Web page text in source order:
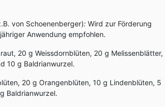
von Schoenenberger): Wird zur Förderung
Anwendung empfohlen.
20 g Weissdornblüten, 20 g Melissenblätter,
10 g Baldrianwurzel.
20 g Orangenblüten, 10 g Lindenblüten, 5
Baldrianwurzel.